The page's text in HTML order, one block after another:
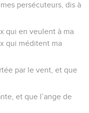
persécuteurs, dis à
qui en veulent à ma
qui méditent ma
par le vent, et que
et que l’ange de